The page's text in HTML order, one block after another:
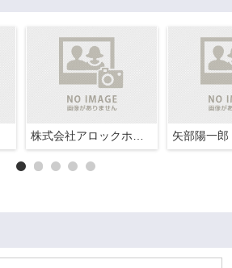
矢部陽一郎